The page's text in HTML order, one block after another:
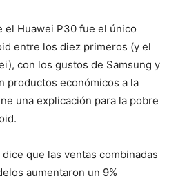
el Huawei P30 fue el único
entre los diez primeros (y el
con los gustos de Samsung y
productos económicos a la
una explicación para la pobre
que las ventas combinadas
aumentaron un 9%